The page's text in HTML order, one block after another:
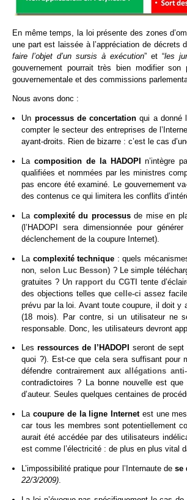
En même temps, la loi présente des zones
une part est laissée à l’appréciation de décrets
faire l’objet d’un sursis à exécution” et “les
gouvernement pourrait très bien modifier
gouvernementale et des commissions
Nous avons donc :
Un processus de concertationqui a donné
compter le secteur des entreprises de
ayant-droits. Rien de bizarre : c’est le cas
Lacomposition de la HADOPIn’intègre
qualifiées et nommées par les ministres
pas encore été examiné. Le gouvernement
des contenus ce qui limitera les conflits
La complexité du processusde mise en
(l’HADOPI sera dimensionnée pour
déclenchement de la coupure Internet).
La complexité technique : quels
non, selon Luc Besson) ? Le simple
gratuites ? Un rapport du CGTI tente
des objections telles quecelle-ci assez
prévu par la loi. Avant toute coupure, il doit y
(18 mois). Par contre, si un utilisateur ne
responsable. Donc, les utilisateurs devront
Lesressources de l’HADOPI seront de sept
quoi ?). Est-ce que cela sera suffisant pour
défendre contrairement auxallégations
contradictoires ? La bonne nouvelle est
d’auteur. Seules quelques centaines de
Lacoupure de la ligne Internet est une
car tous les membres sont potentiellement
aurait été accédée par des utilisateurs
est comme l’électricité : de plus en plus vital
L’impossibilité pratique pour l’Internaute de se
22/3/2009)